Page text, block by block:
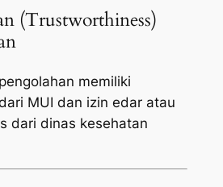
(Trustworthiness)
memiliki
MUI dan izin edar atau
dari dinas kesehatan